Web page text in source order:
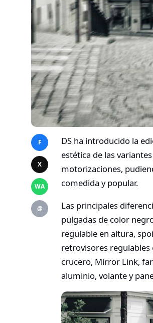
F
X
WA
@
DS ha introducido la
estética de las
motorizaciones,
comedida y popular.
Las principales
pulgadas de color
regulable en altura,
retrovisores
crucero, Mirror Link,
aluminio, volante y